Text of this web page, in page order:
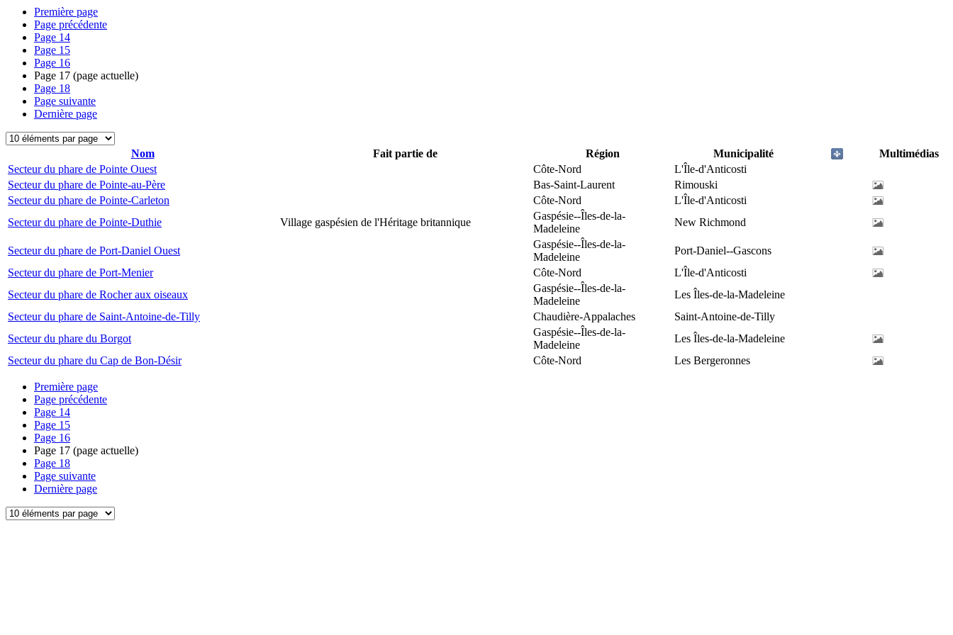
Première page
Page précédente
Page 14
Page 15
Page 16
Page 17 (page actuelle)
Page 18
Page suivante
Dernière page
Nom Fait partie de Région Municipalité
Multimédias
Secteur du phare de Pointe Ouest
Côte-Nord
L'Île-d'Anticosti
Secteur du phare de Pointe-au-Père
Bas-Saint-Laurent
Rimouski
Secteur du phare de Pointe-Carleton
Côte-Nord
L'Île-d'Anticosti
Secteur du phare de Pointe-Duthie
Village gaspésien de l'Héritage britannique
Gaspésie--Îles-de-la-
Madeleine
New Richmond
Secteur du phare de Port-Daniel Ouest
Gaspésie--Îles-de-la-
Madeleine
Port-Daniel--Gascons
Secteur du phare de Port-Menier
Côte-Nord
L'Île-d'Anticosti
Secteur du phare de Rocher aux oiseaux
Gaspésie--Îles-de-la-
Madeleine
Les Îles-de-la-Madeleine
Secteur du phare de Saint-Antoine-de-Tilly
Chaudière-Appalaches
Saint-Antoine-de-Tilly
Secteur du phare du Borgot
Gaspésie--Îles-de-la-
Madeleine
Les Îles-de-la-Madeleine
Secteur du phare du Cap de Bon-Désir
Côte-Nord Les Bergeronnes
Première page
Page précédente
Page 14
Page 15
Page 16
Page 17 (page actuelle)
Page 18
Page suivante
Dernière page